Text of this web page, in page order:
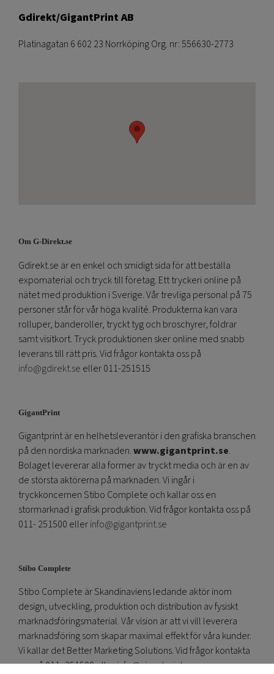
Gdirekt/GigantPrint AB
Platinagatan 6 602 23 Norrköping Org. nr: 556630-2773
Om G-Direkt.se
Gdirekt.se är en enkel och smidigt sida för att beställa
expomaterial och tryck till företag. Ett tryckeri online på
nätet med produktion i Sverige. Vår trevliga personal på 75
personer står för vår höga kvalité. Produkterna kan vara
rolluper, banderoller, tryckt tyg och broschyrer, foldrar
samt visitkort. Tryck produktionen sker online med snabb
leverans till rätt pris. Vid frågor kontakta oss på
info@gdirekt.se eller 011-251515
GigantPrint
Gigantprint är en helhetsleverantör i den grafiska branschen
på den nordiska marknaden.www.gigantprint.se.
Bolaget levererar alla former av tryckt media och är en av
de största aktörerna på marknaden. Vi ingår i
tryckkoncernen Stibo Complete och kallar oss en
stormarknad i grafisk produktion. Vid frågor kontakta oss på
011- 251500 ellerinfo@gigantprint.se
Stibo Complete
Stibo Complete är Skandinaviens ledande aktör inom
design, utveckling, produktion och distribution av fysiskt
marknadsföringsmaterial. Vår vision är att vi vill leverera
marknadsföring som skapar maximal effekt för våra kunder.
Vi kallar det Better Marketing Solutions. Vid frågor kontakta
oss på 011- 251500 ellerinfo@gigantprint.se